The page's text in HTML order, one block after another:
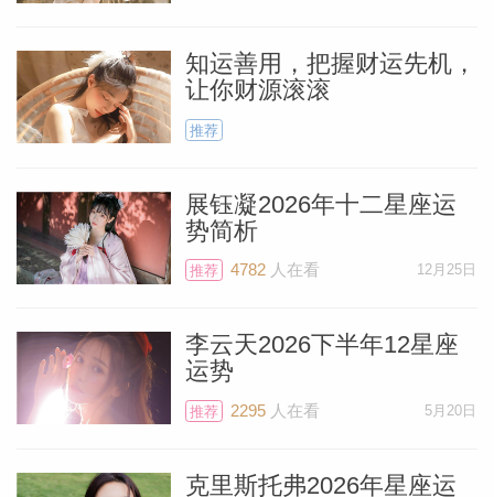
要你立刻帮助他们，或为他们提供一些建
议。
狮子座会直接注意到这次日食。如果你是上
升狮子座在0到7度，或本命盘月亮在狮子
座0到7度，也是如此。同理看看你的本命
或水瓶座2度。会有好消息的。我们拭目以
待。
知运善用，把握财运先机，
让你财源滚滚
推荐
展钰凝2026年十二星座运
势简析
推荐 4782人在看 12月25日
李云天2026下半年12星座
运势
推荐 2295人在看 5月20日
克里斯托弗2026年星座运